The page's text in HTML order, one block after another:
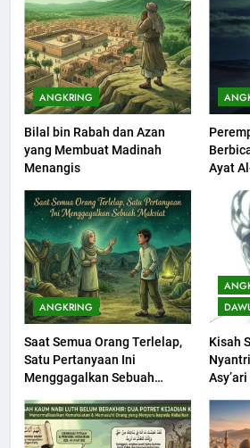
ANGKRING
Bilal bin Rabah dan Azan
yang Membuat Madinah
Menangis
Ayat
ANGKRING
Saat Semua Orang Terlelap,
Satu Pertanyaan Ini
Menggagalkan Sebuah
Kisah
Asy’ari
200
Khutbah Idul
KHUTBAH
201
Khutbah
Seebagai
KHUTBAH
202
Khutbah
Bisa Diterima
KHUTBAH
203
Muharram
KHUTBAH